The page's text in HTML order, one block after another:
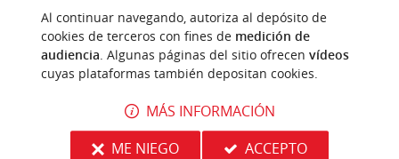
n
u
e
s
t
r
o
f
a
v
o
r
i
t
o
Al continuar navegando, autoriza al depósito de
cookies de terceros con fines de medición de
audiencia. Algunas páginas del sitio ofrecen vídeos
cuyas plataformas también depositan cookies.
MÁS INFORMACIÓN
ME NIEGO
ACCEPTO